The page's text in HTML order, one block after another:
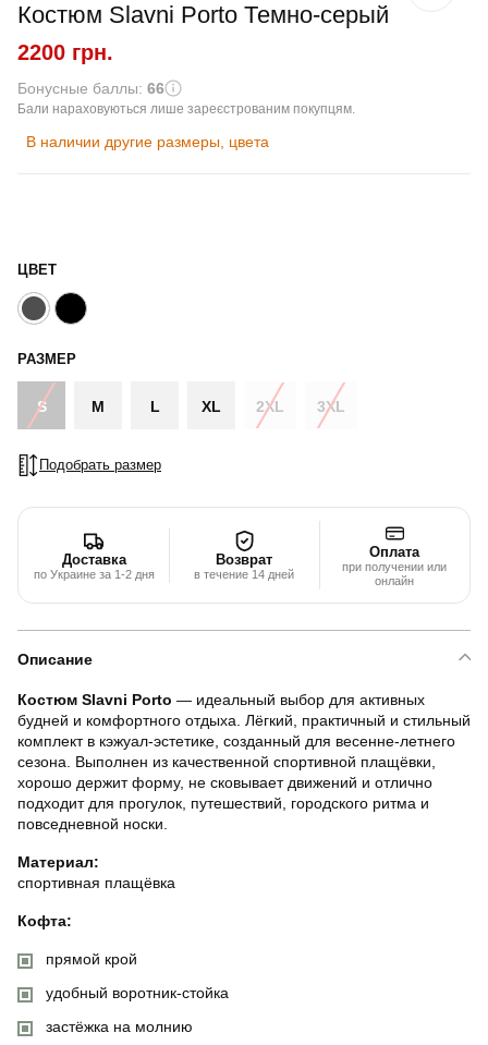
Костюм Slavni Porto Темно-серый
2200 грн.
Бонусные баллы: 66
Бали нараховуються лише зареєстрованим покупцям.
В наличии другие размеры, цвета
ЦВЕТ
РАЗМЕР
S M L XL 2XL 3XL
Подобрать размер
Доставка
по Украине за 1-2 дня
Возврат
в течение 14 дней
Оплата
при получении или
онлайн
Описание
Костюм Slavni Porto — идеальный выбор для активных
будней и комфортного отдыха. Лёгкий, практичный и стильный
комплект в кэжуал-эстетике, созданный для весенне-летнего
сезона. Выполнен из качественной спортивной плащёвки,
хорошо держит форму, не сковывает движений и отлично
подходит для прогулок, путешествий, городского ритма и
повседневной носки.
Материал:
спортивная плащёвка
Кофта:
прямой крой
удобный воротник-стойка
застёжка на молнию